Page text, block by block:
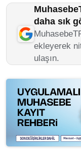
daha sık
ekleyerek
ulaşın.